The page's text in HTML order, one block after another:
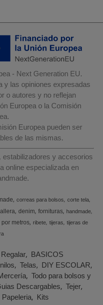
- Next Generation EU.
y las opiniones expresadas
o autores y no reflejan
Europea o la Comisión
Europea pueden ser
de las mismas.
y accesorios
online especializada en
correas para bolsos corte tela
denim fornituras handmade
por metros ribete tijeras tijeras de
BASICOS
Telas DIY ESCOLAR
Todo para bolsos y
Descargables Tejer
Papeleria Kits